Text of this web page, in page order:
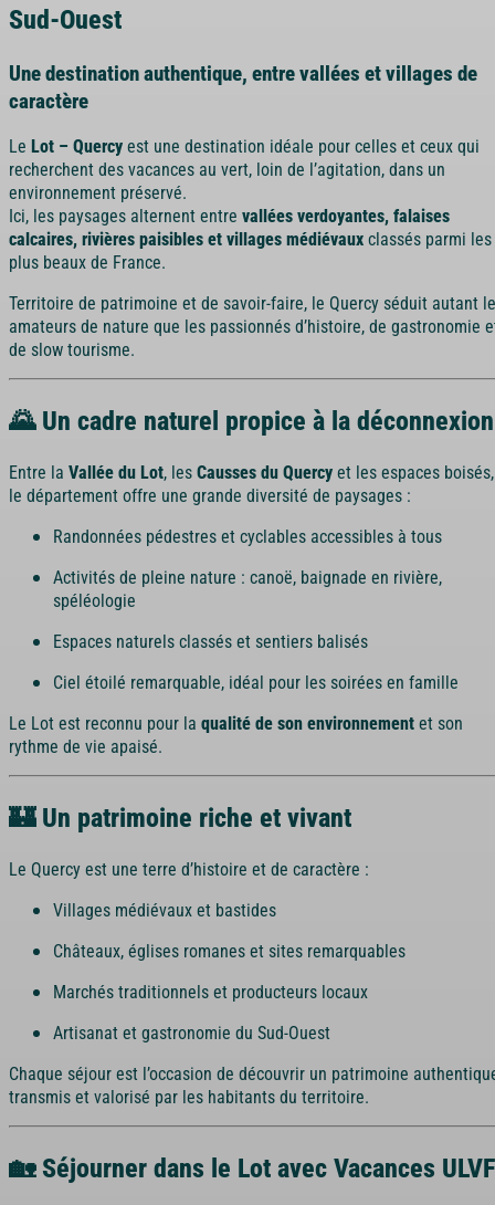
Sud-Ouest
Une destination authentique, entre vallées et villages de
caractère
Le Lot – Quercyest une destination idéale pour celles et ceux qui
recherchent des vacances au vert, loin de l’agitation, dans un
environnement préservé.
Ici, les paysages alternent entre vallées verdoyantes, falaises
calcaires, rivières paisibles et villages médiévauxclassés parmi les
plus beaux de France.
Territoire de patrimoine et de savoir-faire, le Quercy séduit autant
amateurs de nature que les passionnés d’histoire, de gastronomie
de slow tourisme.
🌄 Un cadre naturel propice à la déconnexion
Entre la Vallée du Lot, lesCausses du Quercyet les espaces boisés,
le département offre une grande diversité de paysages :
Randonnées pédestres et cyclables accessibles à tous
Activités de pleine nature : canoë, baignade en rivière,
spéléologie
Espaces naturels classés et sentiers balisés
Ciel étoilé remarquable, idéal pour les soirées en famille
Le Lot est reconnu pour la qualité de son environnementet son
rythme de vie apaisé.
🏰 Un patrimoine riche et vivant
Le Quercy est une terre d’histoire et de caractère :
Villages médiévaux et bastides
Châteaux, églises romanes et sites remarquables
Marchés traditionnels et producteurs locaux
Artisanat et gastronomie du Sud-Ouest
Chaque séjour est l’occasion de découvrir un patrimoine
transmis et valorisé par les habitants du territoire.
🏡 Séjourner dans le Lot avec Vacances ULVF